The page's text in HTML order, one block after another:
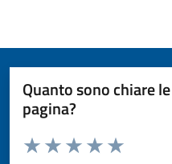
Quanto sono chiare
pagina?
Valuta da 1 a 5 stelle la pagina